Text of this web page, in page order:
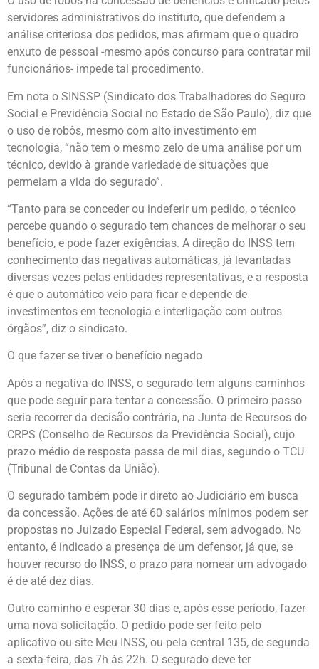
servidores administrativos do instituto, que defendem a
análise criteriosa dos pedidos, mas afirmam que o quadro
enxuto de pessoal -mesmo após concurso para contratar mil
funcionários- impede tal procedimento.
Em nota o SINSSP (Sindicato dos Trabalhadores do Seguro
Social e Previdência Social no Estado de São Paulo), diz que
o uso de robôs, mesmo com alto investimento em
tecnologia, “não tem o mesmo zelo de uma análise por um
técnico, devido à grande variedade de situações que
permeiam a vida do segurado”.
“Tanto para se conceder ou indeferir um pedido, o técnico
percebe quando o segurado tem chances de melhorar o seu
benefício, e pode fazer exigências. A direção do INSS tem
conhecimento das negativas automáticas, já levantadas
diversas vezes pelas entidades representativas, e a resposta
é que o automático veio para ficar e depende de
investimentos em tecnologia e interligação com outros
órgãos”, diz o sindicato.
O que fazer se tiver o benefício negado
Após a negativa do INSS, o segurado tem alguns caminhos
que pode seguir para tentar a concessão. O primeiro passo
seria recorrer da decisão contrária, na Junta de Recursos do
CRPS (Conselho de Recursos da Previdência Social), cujo
prazo médio de resposta passa de mil dias, segundo o TCU
(Tribunal de Contas da União).
O segurado também pode ir direto ao Judiciário em busca
da concessão. Ações de até 60 salários mínimos podem ser
propostas no Juizado Especial Federal, sem advogado. No
entanto, é indicado a presença de um defensor, já que, se
houver recurso do INSS, o prazo para nomear um advogado
é de até dez dias.
Outro caminho é esperar 30 dias e, após esse período, fazer
uma nova solicitação. O pedido pode ser feito pelo
aplicativo ou site Meu INSS, ou pela central 135, de segunda
a sexta-feira, das 7h às 22h. O segurado deve ter